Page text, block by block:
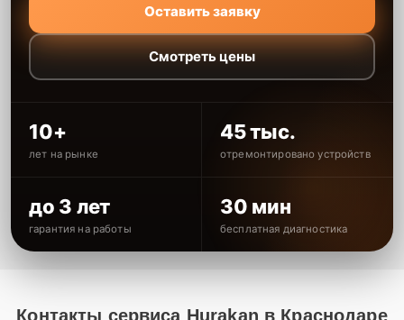
Оставить заявку
Смотреть цены
10+
лет на рынке
45 тыс.
отремонтировано устройств
до 3 лет
гарантия на работы
30 мин
бесплатная диагностика
Контакты сервиса Hurakan в Краснодаре